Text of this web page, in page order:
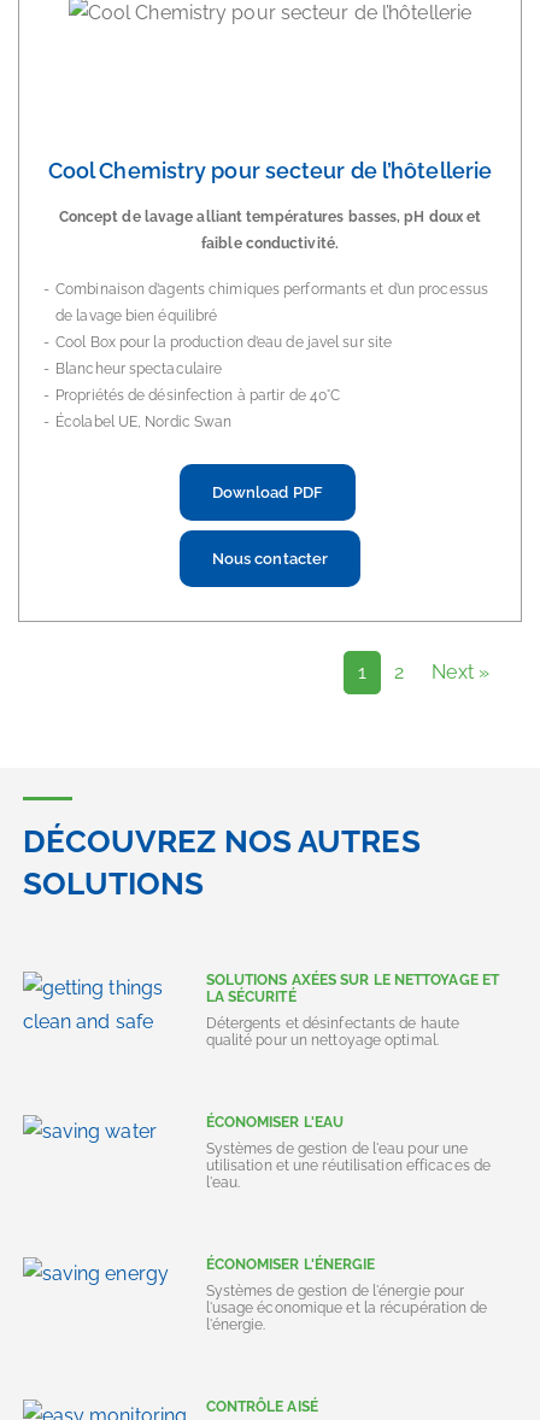
Cool Chemistry pour secteur de l’hôtellerie
Concept de lavage alliant températures basses, pH doux et
faible conductivité.
Combinaison d’agents chimiques performants et d’un processus
de lavage bien équilibré
Cool Box pour la production d’eau de javel sur site
Blancheur spectaculaire
Propriétés de désinfection à partir de 40°C
Écolabel UE, Nordic Swan
Download PDF
Nous contacter
1 2 Next »
DÉCOUVREZ NOS AUTRES
SOLUTIONS
SOLUTIONS AXÉES SUR LE NETTOYAGE ET
LA SÉCURITÉ
Détergents et désinfectants de haute
qualité pour un nettoyage optimal.
ÉCONOMISER L'EAU
Systèmes de gestion de l'eau pour une
utilisation et une réutilisation efficaces de
l'eau.
ÉCONOMISER L'ÉNERGIE
Systèmes de gestion de l'énergie pour
l'usage économique et la récupération de
l'énergie.
CONTRÔLE AISÉ